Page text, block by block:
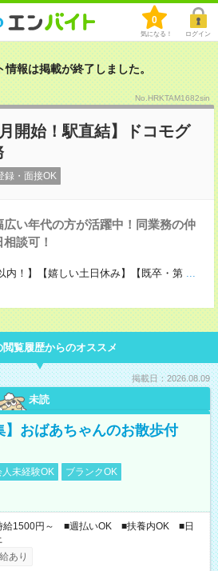
0
気になる！ ログイン
情報は掲載が終了しました。
No.HRKTAM1682sin
開始！駅直結】ドコモグ
録・面接OK
広い年代の方が活躍中！同業務の仲
談可！
内！】【嬉しい土日休み】【既卒・第 ...
閲覧履歴からのオススメ
掲載日：2026.08.09
未読
】おばあちゃんのお散歩付
人未経験OK
ブランクOK
給1500円～ ■週払いOK ■扶養内OK ■日
あり